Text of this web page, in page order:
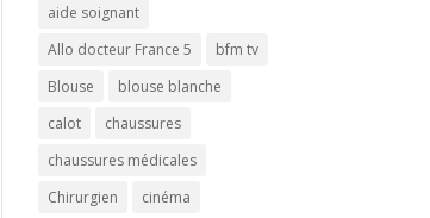
aide soignant
Allo docteur France 5
bfm tv
Blouse
blouse blanche
calot
chaussures
chaussures médicales
Chirurgien
cinéma